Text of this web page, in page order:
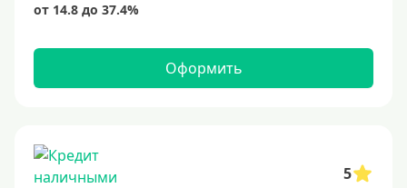
Оформить
5